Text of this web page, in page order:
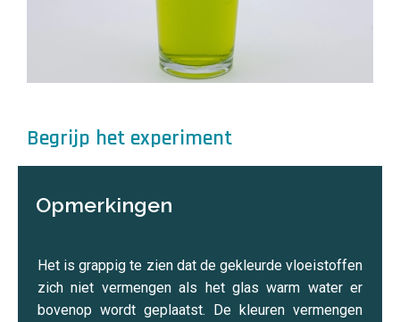
Begrijp het experiment
Opmerkingen
Het is grappig te zien dat de gekleurde vloeistoffen
zich niet vermengen als het glas warm water er
bovenop wordt geplaatst. De kleuren vermengen